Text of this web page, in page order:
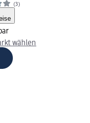
(3)
wählen